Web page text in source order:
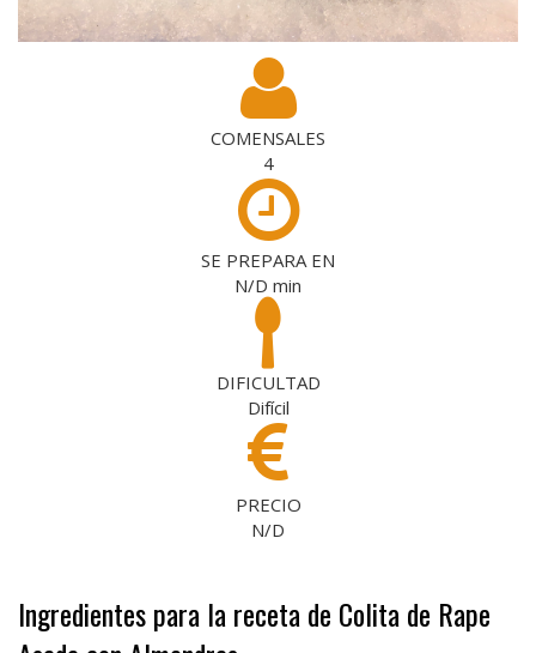
COMENSALES
4
SE PREPARA EN
N/D min
DIFICULTAD
Difícil
PRECIO
N/D
Ingredientes para la receta de Colita de Rape